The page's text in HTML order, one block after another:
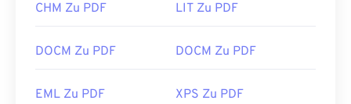
CHM Zu PDF LIT Zu PDF
DOCM Zu PDF DOCM Zu PDF
EML Zu PDF XPS Zu PDF